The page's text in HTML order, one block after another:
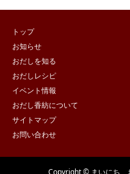
トップ
お知らせ
おだしを知る
おだしレシピ
イベント情報
おだし香紡について
サイトマップ
お問い合わせ
Copyright © まいにち、